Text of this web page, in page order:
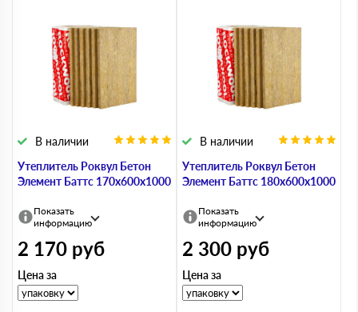
Утеплитель Роквул Бетон
Элемент Баттс 170х600х1000
В наличии
Показать
информацию
2 170 руб
Цена за
Утеплитель Роквул Бетон
Элемент Баттс 180х600х1000
В наличии
Показать
информацию
2 300 руб
Цена за